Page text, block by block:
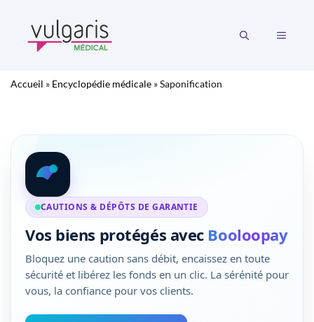
contenu
MENU
Accueil » Encyclopédie médicale »Saponification
CAUTIONS & DÉPÔTS DE GARANTIE
Vos biens protégés avec Booloopay
Bloquez une caution sans débit, encaissez en toute
sécurité et libérez les fonds en un clic. La sérénité pour
vous, la confiance pour vos clients.